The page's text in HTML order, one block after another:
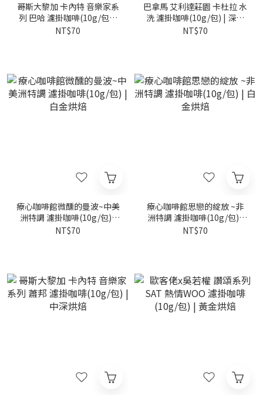
哥斯大黎加 卡內特 音樂家系
列 巴哈 濾掛咖啡(10g/包) |
中深烘焙
NT$70
巴拿馬 艾利達莊園 卡杜拉 水
洗 濾掛咖啡(10g/包) | 深烘
焙
NT$70
療心咖啡館微醺的曼波~中美
洲特調 濾掛咖啡(10g/包) |
白金烘焙
NT$70
療心咖啡館思戀的綻放 ~非
洲特調 濾掛咖啡(10g/包) |
白金烘焙
NT$70